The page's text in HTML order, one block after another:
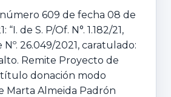
609 de fecha 08 de
de S. P/Of. N°. 1.182/21,
26.049/2021, caratulado:
Remite Proyecto de
donación modo
Marta Almeida Padrón